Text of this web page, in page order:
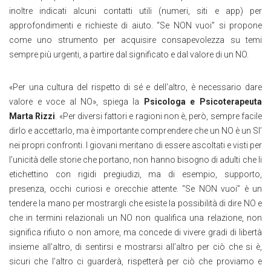
inoltre indicati alcuni contatti utili (numeri, siti e app) per
approfondimenti e richieste di aiuto. “Se NON vuoi” si propone
come uno strumento per acquisire consapevolezza su temi
sempre più urgenti, a partire dal significato e dal valore di un NO.
«Per una cultura del rispetto di sé e dell’altro, è necessario dare
valore e voce al NO», spiega la
Psicologa e Psicoterapeuta
Marta Rizzi . «Per diversi fattori e ragioni non è, però, sempre facile
dirlo e accettarlo, ma è importante comprendere che un NO è un SI’
nei propri confronti. I giovani meritano di essere ascoltati e visti per
l’unicità delle storie che portano, non hanno bisogno di adulti che li
etichettino con rigidi pregiudizi, ma di esempio, supporto,
presenza, occhi curiosi e orecchie attente. “Se NON vuoi” è un
tendere la mano per mostrargli che esiste la possibilità di dire NO e
che in termini relazionali un NO non qualifica una relazione, non
significa rifiuto o non amore, ma concede di vivere gradi di libertà
insieme all’altro, di sentirsi e mostrarsi all’altro per ciò che si è,
sicuri che l’altro ci guarderà, rispetterà per ciò che proviamo e